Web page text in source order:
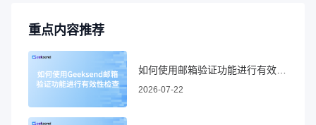
重点内容推荐
2026-07-22